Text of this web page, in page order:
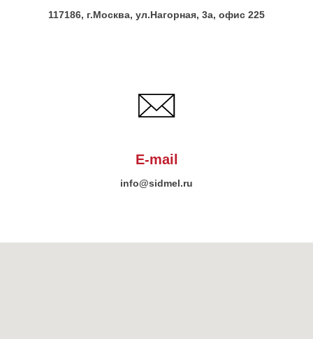
117186, г.Москва, ул.Нагорная, 3а, офис 225
E-mail
info@sidmel.ru